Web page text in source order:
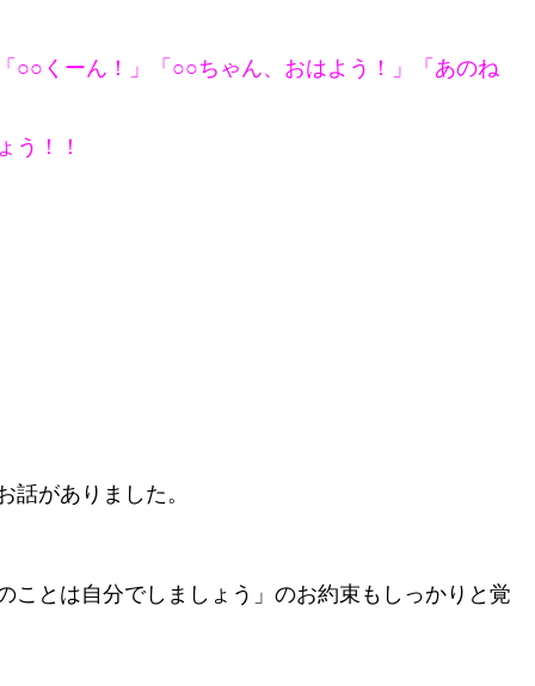
○○くーん！」「○○ちゃん、おはよう！」「あのね
う！！
がありました。
ことは自分でしましょう」のお約束もしっかりと覚